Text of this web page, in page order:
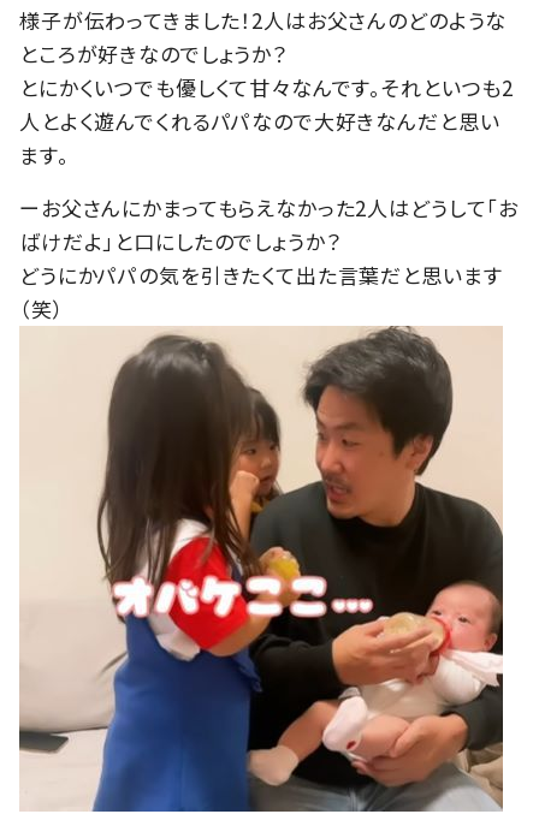
様子が伝わってきました！2人はお父さんのどのような
ところが好きなのでしょうか？
とにかくいつでも優しくて甘々なんです。それといつも2
人とよく遊んでくれるパパなので大好きなんだと思い
ます。
ーお父さんにかまってもらえなかった2人はどうして「お
ばけだよ」と口にしたのでしょうか？
どうにかパパの気を引きたくて出た言葉だと思います
（笑）